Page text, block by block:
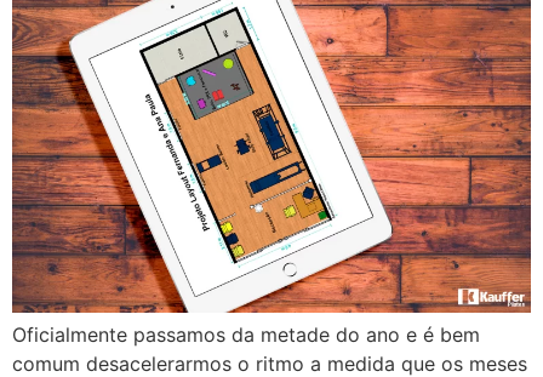
Oficialmente passamos da metade do ano e é bem
comum desacelerarmos o ritmo a medida que os meses